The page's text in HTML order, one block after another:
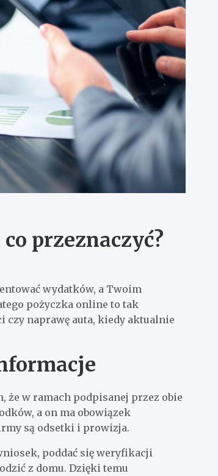
przeznaczyć?
wydatków, a Twoim
pożyczka online to tak
czy naprawę auta, kiedy aktualnie
w ramach podpisanej przez obie
a on ma obowiązek
są odsetki i prowizja.
poddać się weryfikacji
z domu. Dzięki temu